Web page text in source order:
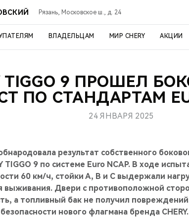
Рязань, Московское ш., д. 24
ВЛАДЕЛЬЦАМ МИР CHERY АКЦИИ
TIGGO 9 ПРОШЕЛ
ПО СТАНДАРТАМ
24 ЯНВАРЯ 2025
результат собственного
TIGGO 9 по системе Euro NCAP. В ходе
60 км/ч, стойки А, B и C выдержали
выживания. Двери с противоположной
а топливный бак не получил
нового флагмана бренда CHERY.